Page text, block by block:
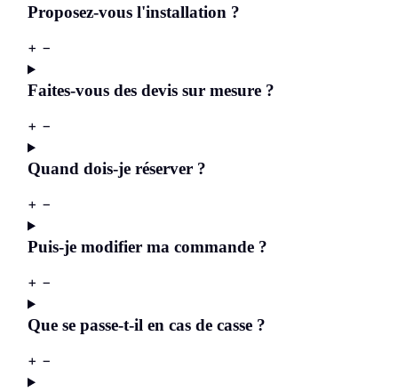
Proposez-vous l'installation ?
+ −
Faites-vous des devis sur mesure ?
+ −
Quand dois-je réserver ?
+ −
Puis-je modifier ma commande ?
+ −
Que se passe-t-il en cas de casse ?
+ −